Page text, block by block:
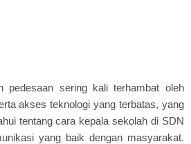
pedesaan sering kali terhambat oleh
akses teknologi yang terbatas, yang
tentang cara kepala sekolah di SDN
yang baik dengan masyarakat.